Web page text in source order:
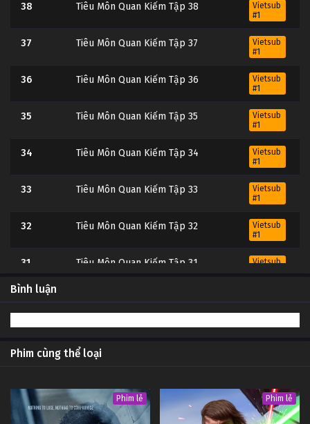
38 Tiêu Môn Quan Kiếm Tập 38
Vietsub
#1
37 Tiêu Môn Quan Kiếm Tập 37
Vietsub
#1
36 Tiêu Môn Quan Kiếm Tập 36
Vietsub
#1
35 Tiêu Môn Quan Kiếm Tập 35
Vietsub
#1
34 Tiêu Môn Quan Kiếm Tập 34
Vietsub
#1
33 Tiêu Môn Quan Kiếm Tập 33
Vietsub
#1
32 Tiêu Môn Quan Kiếm Tập 32
Vietsub
#1
31 Tiêu Môn Quan Kiếm Tập 31
Vietsub
30 Tiêu Môn Quan Kiếm Tập 30
27 Tiêu Môn Quan Kiếm Tập 27
Vietsub
#1
Bình luận
Phim cùng thể loại
Phim lẻ Phim lẻ